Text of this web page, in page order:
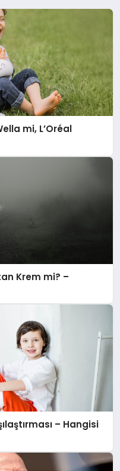
mi, L’Oréal
Krem mi? –
– Hangisi